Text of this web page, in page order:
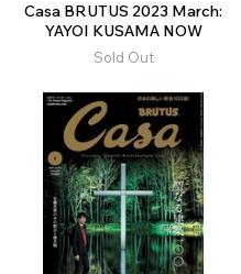
Casa BRUTUS 2023 March:
YAYOI KUSAMA NOW
Sold Out